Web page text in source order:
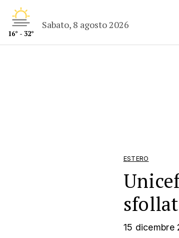
16° - 32°
Sabato, 8 agosto 2026
ESTERO
15 dicembre